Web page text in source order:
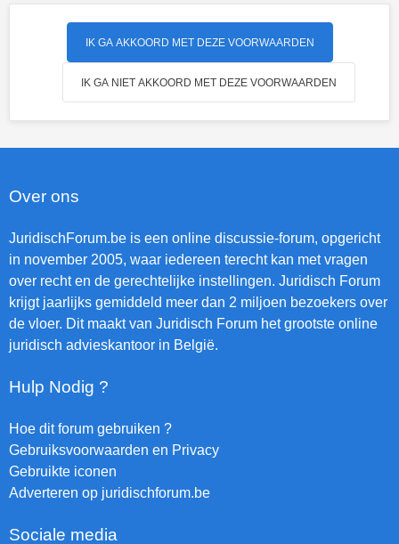
Over ons
JuridischForum.be is een online discussie-forum, opgericht
in november 2005, waar iedereen terecht kan met vragen
over recht en de gerechtelijke instellingen. Juridisch Forum
krijgt jaarlijks gemiddeld meer dan 2 miljoen bezoekers over
de vloer. Dit maakt van Juridisch Forum het grootste online
juridisch advieskantoor in België.
Hulp Nodig ?
Hoe dit forum gebruiken ?
Gebruiksvoorwaarden en Privacy
Gebruikte iconen
Adverteren op juridischforum.be
Sociale media